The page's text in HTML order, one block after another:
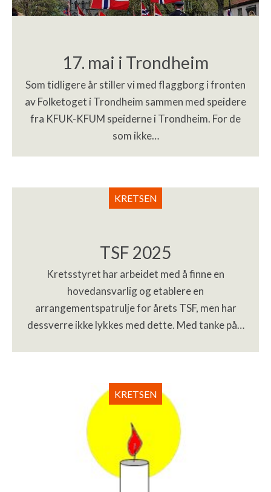
17. mai i Trondheim
Som tidligere år stiller vi med flaggborg i fronten
av Folketoget i Trondheim sammen med speidere
fra KFUK-KFUM speiderne i Trondheim. For de
som ikke…
TSF 2025
Kretsstyret har arbeidet med å finne en
hovedansvarlig og etablere en
arrangementspatrulje for årets TSF, men har
dessverre ikke lykkes med dette. Med tanke på…
KRETSEN
KRETSEN